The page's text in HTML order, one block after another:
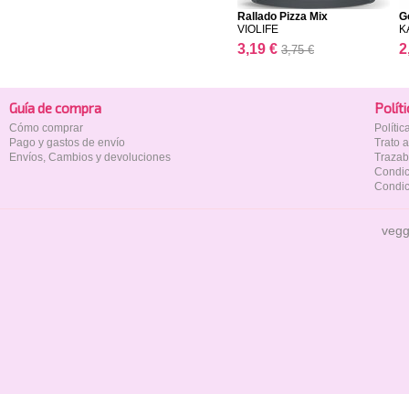
Rallado Pizza Mix
VIOLIFE
3,19 € 3,75 €
Guía de compra
Cómo comprar
Pago y gastos de envío
Envíos, Cambios y devoluciones
Trato